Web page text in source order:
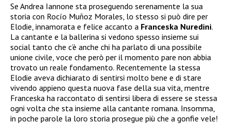
Se Andrea Iannone sta proseguendo serenamente la sua
storia con Rocío Muñoz Morales, lo stesso si può dire per
Elodie, innamorata e felice accanto a Franceska Nuredini.
La cantante e la ballerina si vedono spesso insieme sui
social tanto che c’è anche chi ha parlato di una possibile
unione civile, voce che però per il momento pare non abbia
trovato un reale fondamento. Recentemente la stessa
Elodie aveva dichiarato di sentirsi molto bene e di stare
vivendo appieno questa nuova fase della sua vita, mentre
Franceska ha raccontato di sentirsi libera di essere se stessa
ogni volta che sta insieme alla cantante romana. Insomma,
in poche parole la loro storia prosegue più che a gonfie vele!